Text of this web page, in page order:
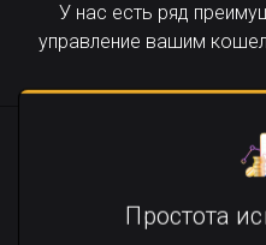
У нас есть ряд
управление вашим
Простота